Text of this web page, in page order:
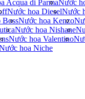
Acqua di ParmaNước
Nước hoa DieselNước
BossNước hoa Kenzo
Nước hoa Nishane
Nước hoa Valentino
hoa Niche